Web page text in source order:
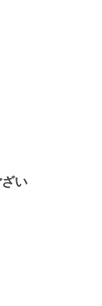
い